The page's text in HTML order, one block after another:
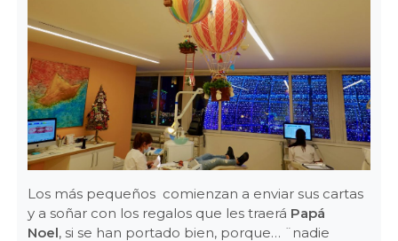
Los más pequeños comienzan a enviar sus cartas
y a soñar con los regalos que les traerá Papá
Noel, si se han portado bien, porque… ¨nadie